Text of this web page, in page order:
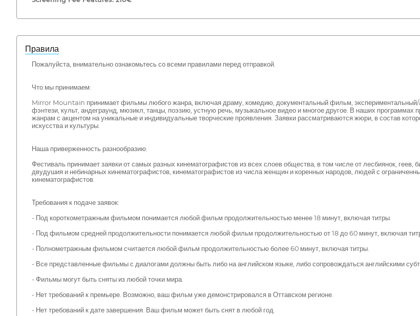
Правила
Пожалуйста, внимательно ознакомьтесь со всеми правилами перед отправкой.
Что мы принимаем:
Mirror Mountain принимает фильмы любого жанра, включая драму, комедию, документальный фильм,
фэнтези, культ, андеграунд, мюзикл, танцы, поэзию, устную речь, музыкальное видео и многое другое. В наших программах
жанрам с акцентом на уникальные и индивидуальные творческие проявления. Заявки рассматриваются жюри, в состав
искусства и культуры.
Наша приверженность разнообразию:
Фестиваль принимает заявки от самых разных кинематографистов из всех слоев общества, в том числе от лесбиянок, геев,
двудушия и небинарных кинематографистов, кинематографистов из числа женщин и коренных народов, людей с
кинематографистов.
Требования к подаче заявок:
- Под короткометражным фильмом понимается любой фильм продолжительностью менее 18 минут, включая титры.
- Под фильмом средней продолжительности понимается любой фильм продолжительностью от 18 до 60 минут, включая
- Полнометражным фильмом считается любой фильм продолжительностью более 60 минут, включая титры.
- Все представленные фильмы с диалогами должны быть либо на английском языке, либо сопровождаться английскими
- Фильмы могут быть сняты из любой точки мира.
- Нет требований к премьере. Возможно, ваш фильм уже демонстрировался в Оттавском регионе.
- Нет требований к дате завершения. Ваш фильм может быть снят в любой год.